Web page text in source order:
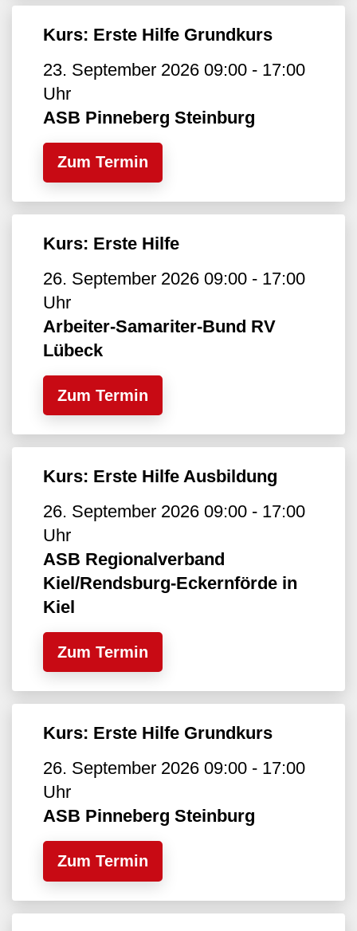
Kurs: Erste Hilfe Grundkurs
23. September 2026 09:00 - 17:00
Uhr
ASB Pinneberg Steinburg
Zum Termin
Kurs: Erste Hilfe
26. September 2026 09:00 - 17:00
Uhr
Arbeiter-Samariter-Bund RV
Lübeck
Zum Termin
Kurs: Erste Hilfe Ausbildung
26. September 2026 09:00 - 17:00
Uhr
ASB Regionalverband
Kiel/Rendsburg-Eckernförde in
Kiel
Zum Termin
Kurs: Erste Hilfe Grundkurs
26. September 2026 09:00 - 17:00
Uhr
ASB Pinneberg Steinburg
Zum Termin